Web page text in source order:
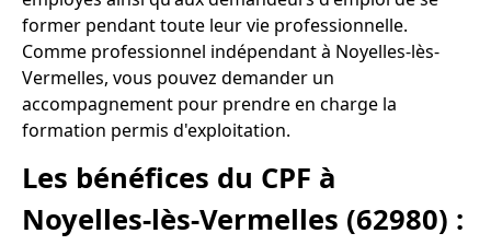
former pendant toute leur vie professionnelle.
Comme professionnel indépendant à Noyelles-lès-
Vermelles, vous pouvez demander un
accompagnement pour prendre en charge la
formation permis d'exploitation.
Les bénéfices du CPF à
Noyelles-lès-Vermelles (62980) :